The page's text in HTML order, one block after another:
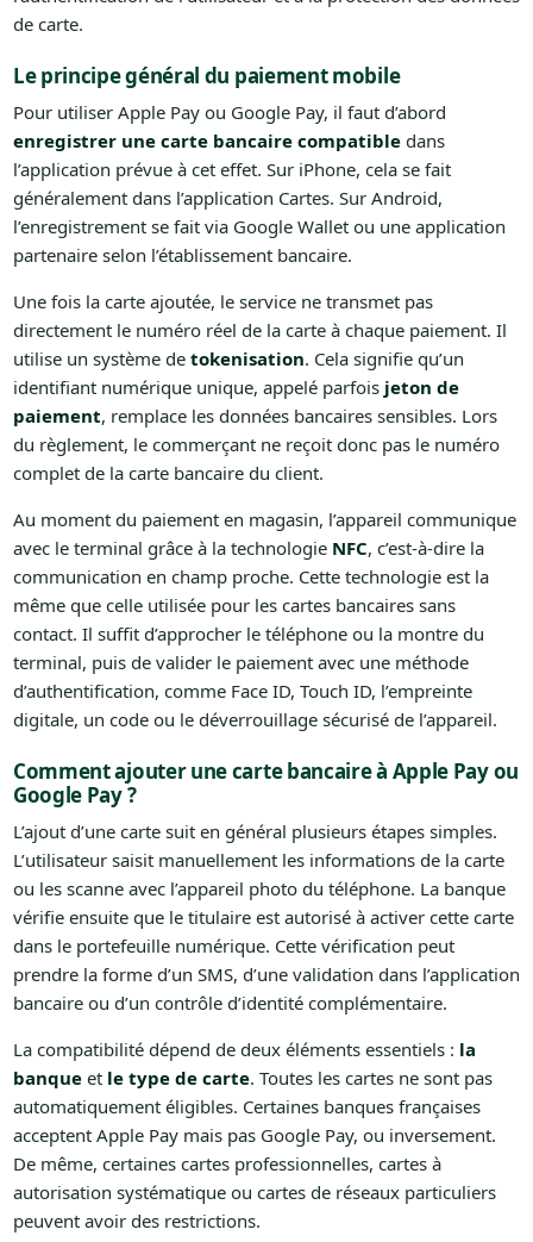
de carte.
Le principe général du paiement mobile
Pour utiliser Apple Pay ou Google Pay, il faut d’abord
enregistrer une carte bancaire compatibledans
l’application prévue à cet effet. Sur iPhone, cela se fait
généralement dans l’application Cartes. Sur Android,
l’enregistrement se fait via Google Wallet ou une application
partenaire selon l’établissement bancaire.
Une fois la carte ajoutée, le service ne transmet pas
directement le numéro réel de la carte à chaque paiement. Il
utilise un système de tokenisation. Cela signifie qu’un
identifiant numérique unique, appelé parfois jeton de
paiement, remplace les données bancaires sensibles. Lors
du règlement, le commerçant ne reçoit donc pas le numéro
complet de la carte bancaire du client.
Au moment du paiement en magasin, l’appareil communique
avec le terminal grâce à la technologie NFC, c’est-à-dire la
communication en champ proche. Cette technologie est la
même que celle utilisée pour les cartes bancaires sans
contact. Il suffit d’approcher le téléphone ou la montre du
terminal, puis de valider le paiement avec une méthode
d’authentification, comme Face ID, Touch ID, l’empreinte
digitale, un code ou le déverrouillage sécurisé de l’appareil.
Comment ajouter une carte bancaire à Apple Pay ou
Google Pay ?
L’ajout d’une carte suit en général plusieurs étapes simples.
L’utilisateur saisit manuellement les informations de la carte
ou les scanne avec l’appareil photo du téléphone. La banque
vérifie ensuite que le titulaire est autorisé à activer cette carte
dans le portefeuille numérique. Cette vérification peut
prendre la forme d’un SMS, d’une validation dans l’application
bancaire ou d’un contrôle d’identité complémentaire.
La compatibilité dépend de deux éléments essentiels : la
banqueet le type de carte. Toutes les cartes ne sont pas
automatiquement éligibles. Certaines banques françaises
acceptent Apple Pay mais pas Google Pay, ou inversement.
De même, certaines cartes professionnelles, cartes à
autorisation systématique ou cartes de réseaux particuliers
peuvent avoir des restrictions.